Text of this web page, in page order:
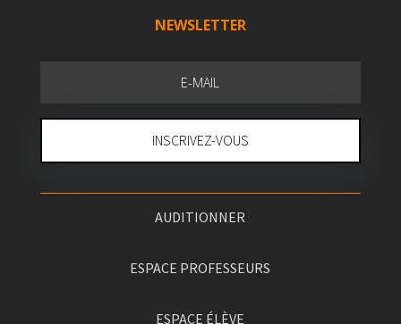
NEWSLETTER
INSCRIVEZ-VOUS
AUDITIONNER
ESPACE PROFESSEURS
ESPACE ÉLÈVE